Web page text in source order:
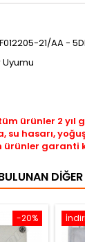
21/AA -
Uyumu
ürünler 2 yıl
su hasarı,
garanti
-20%